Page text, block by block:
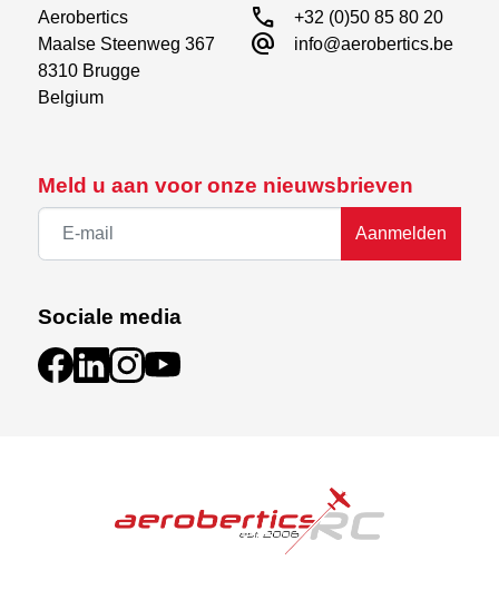
Meld u aan voor onze nieuwsbrieven
Aanmelden
Sociale media
Aerobertics
Maalse Steenweg 367
8310 Brugge
Belgium
call +32 (0)50 85 80 20
alternate_email info@aerobertics.be